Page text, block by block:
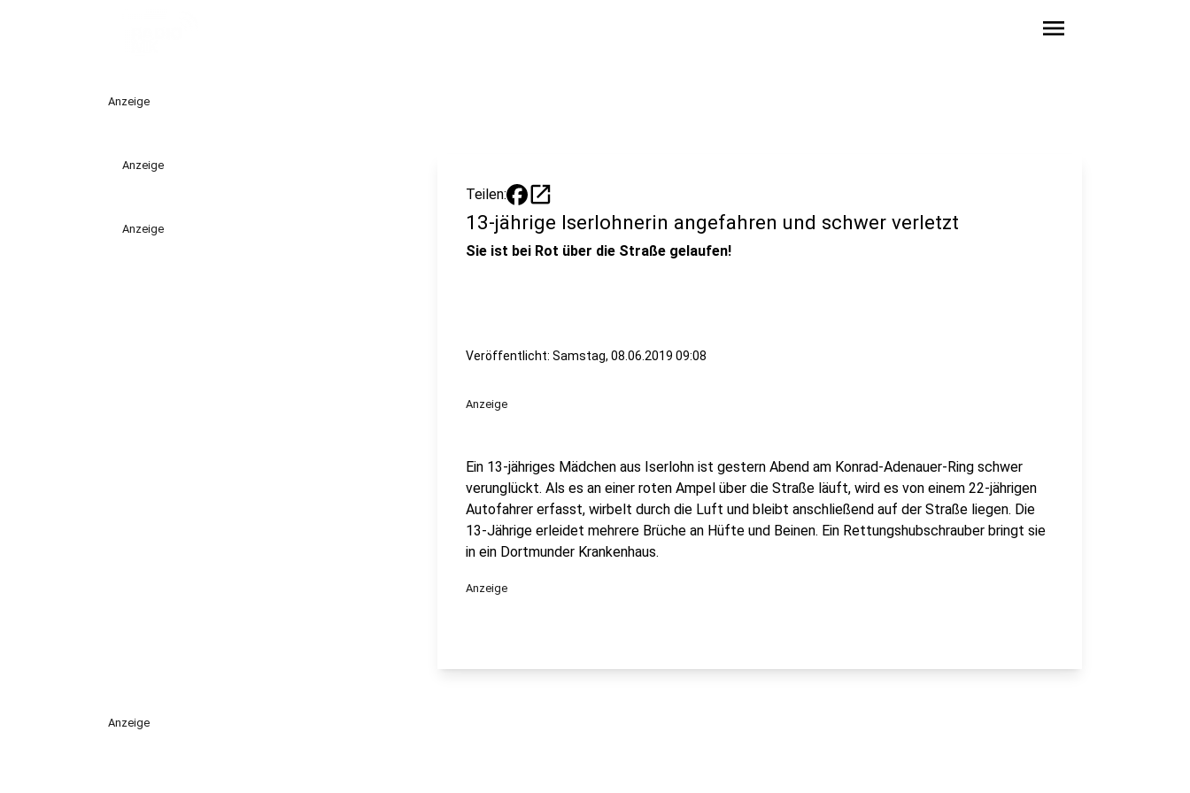
menu
Anzeige
Anzeige
Anzeige
Teilen: open_in_new
13-jährige Iserlohnerin angefahren und schwer verletzt
Sie ist bei Rot über die Straße gelaufen!
Veröffentlicht: Samstag, 08.06.2019 09:08
Anzeige
Ein 13-jähriges Mädchen aus Iserlohn ist gestern Abend am Konrad-Adenauer-Ring schwer
verunglückt. Als es an einer roten Ampel über die Straße läuft, wird es von einem 22-jährigen
Autofahrer erfasst, wirbelt durch die Luft und bleibt anschließend auf der Straße liegen. Die
13-Jährige erleidet mehrere Brüche an Hüfte und Beinen. Ein Rettungshubschrauber bringt sie
in ein Dortmunder Krankenhaus.
Anzeige
Anzeige